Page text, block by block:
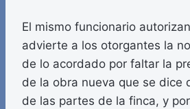
El mismo funcionario
advierte a los otorgantes la
de lo acordado por faltar la
de la obra nueva que se dice
de las partes de la finca, y